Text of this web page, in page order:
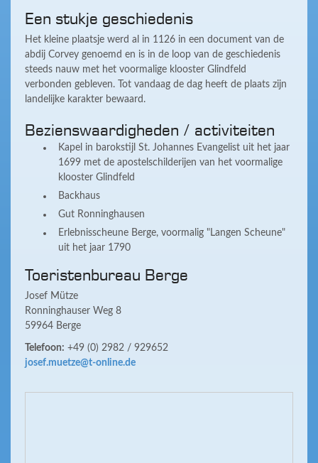
Een stukje geschiedenis
Het kleine plaatsje werd al in 1126 in een document van de
abdij Corvey genoemd en is in de loop van de geschiedenis
steeds nauw met het voormalige klooster Glindfeld
verbonden gebleven. Tot vandaag de dag heeft de plaats zijn
landelijke karakter bewaard.
Bezienswaardigheden / activiteiten
Kapel in barokstijl St. Johannes Evangelist uit het jaar
1699 met de apostelschilderijen van het voormalige
klooster Glindfeld
Backhaus
Gut Ronninghausen
Erlebnisscheune Berge, voormalig "Langen Scheune"
uit het jaar 1790
Toeristenbureau Berge
Josef Mütze
Ronninghauser Weg 8
59964 Berge
Telefoon: +49 (0) 2982 / 929652
josef.muetze@t-online.de